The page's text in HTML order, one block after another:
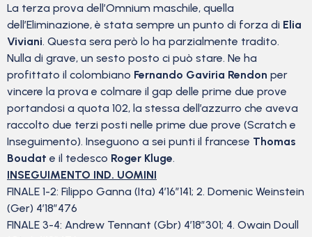
La terza prova dell’Omnium maschile, quella
dell’Eliminazione, è stata sempre un punto di forza di Elia
Viviani. Questa sera però lo ha parzialmente tradito.
Nulla di grave, un sesto posto ci può stare. Ne ha
profittato il colombiano Fernando Gaviria Rendon per
vincere la prova e colmare il gap delle prime due prove
portandosi a quota 102, la stessa dell’azzurro che aveva
raccolto due terzi posti nelle prime due prove (Scratch e
Inseguimento). Inseguono a sei punti il francese Thomas
Boudat e il tedesco Roger Kluge.
INSEGUIMENTO IND. UOMINI
FINALE 1-2: Filippo Ganna (Ita) 4’16”141; 2. Domenic Weinstein
(Ger) 4’18”476
FINALE 3-4: Andrew Tennant (Gbr) 4’18”301; 4. Owain Doull